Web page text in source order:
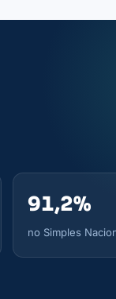
91,2%
no Simples